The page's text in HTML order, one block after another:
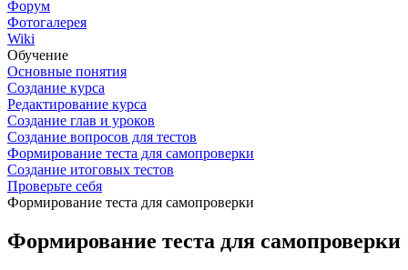
Форум
Фотогалерея
Wiki
Обучение
Основные понятия
Создание курса
Редактирование курса
Создание глав и уроков
Создание вопросов для тестов
Формирование теста для самопроверки
Создание итоговых тестов
Проверьте себя
Формирование теста для самопроверки
Формирование теста для самопроверки